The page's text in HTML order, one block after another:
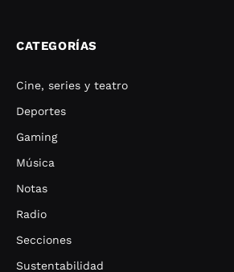
CATEGORÍAS
Cine, series y teatro
Deportes
Gaming
Música
Notas
Radio
Secciones
Sustentabilidad